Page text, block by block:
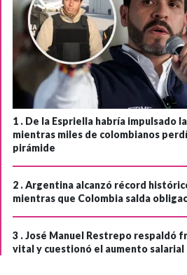
1 . De la Espriella habría impulsado
mientras miles de colombianos
pirámide
2 .Argentina alcanzó récord
mientras que Colombia salda
3 .José Manuel Restrepo respaldó
vital y cuestionó el aumento salarial